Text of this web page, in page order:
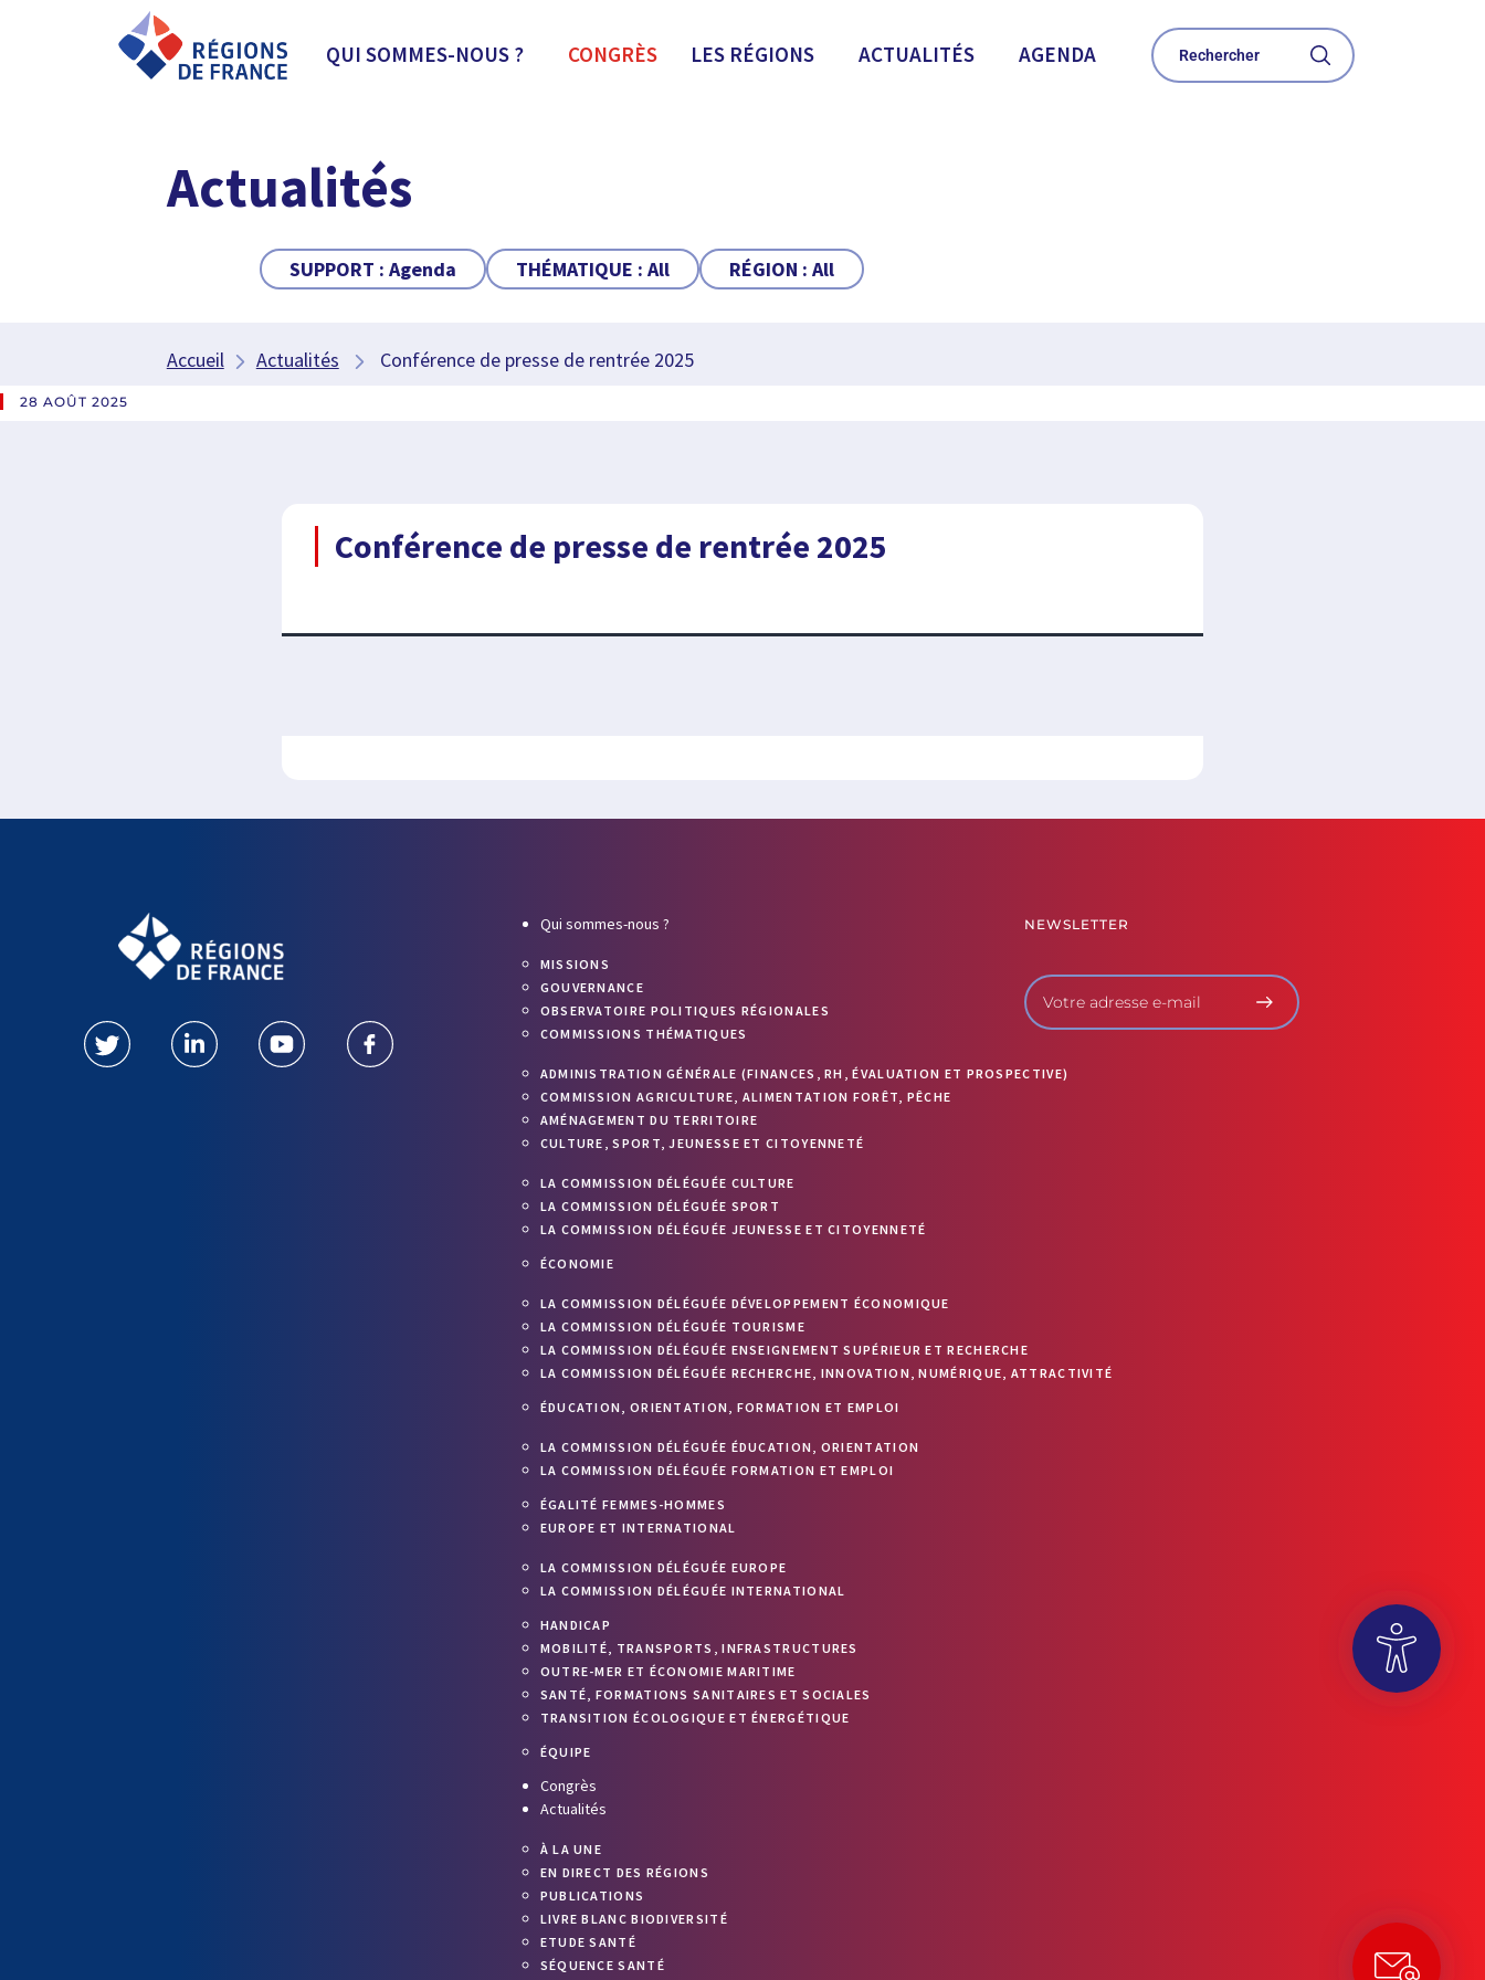
QUI SOMMES-NOUS ? CONGRÈS LES RÉGIONS ACTUALITÉS AGENDA
Actualités
SUPPORT : Agenda THÉMATIQUE : All RÉGION : All
Accueil Actualités Conférence de presse de rentrée 2025
28 AOÛT 2025
Conférence de presse de rentrée 2025
Qui sommes-nous ?
MISSIONS
GOUVERNANCE
OBSERVATOIRE POLITIQUES RÉGIONALES
COMMISSIONS THÉMATIQUES
ADMINISTRATION GÉNÉRALE (FINANCES, RH, ÉVALUATION ET PROSPECTIVE)
COMMISSION AGRICULTURE, ALIMENTATION FORÊT, PÊCHE
AMÉNAGEMENT DU TERRITOIRE
CULTURE, SPORT, JEUNESSE ET CITOYENNETÉ
LA COMMISSION DÉLÉGUÉE CULTURE
LA COMMISSION DÉLÉGUÉE SPORT
LA COMMISSION DÉLÉGUÉE JEUNESSE ET CITOYENNETÉ
ÉCONOMIE
LA COMMISSION DÉLÉGUÉE DÉVELOPPEMENT ÉCONOMIQUE
LA COMMISSION DÉLÉGUÉE TOURISME
LA COMMISSION DÉLÉGUÉE ENSEIGNEMENT SUPÉRIEUR ET RECHERCHE
LA COMMISSION DÉLÉGUÉE RECHERCHE, INNOVATION, NUMÉRIQUE, ATTRACTIVITÉ
ÉDUCATION, ORIENTATION, FORMATION ET EMPLOI
LA COMMISSION DÉLÉGUÉE ÉDUCATION, ORIENTATION
LA COMMISSION DÉLÉGUÉE FORMATION ET EMPLOI
ÉGALITÉ FEMMES-HOMMES
EUROPE ET INTERNATIONAL
LA COMMISSION DÉLÉGUÉE EUROPE
LA COMMISSION DÉLÉGUÉE INTERNATIONAL
HANDICAP
MOBILITÉ, TRANSPORTS, INFRASTRUCTURES
OUTRE-MER ET ÉCONOMIE MARITIME
SANTÉ, FORMATIONS SANITAIRES ET SOCIALES
TRANSITION ÉCOLOGIQUE ET ÉNERGÉTIQUE
ÉQUIPE
Congrès
Actualités
À LA UNE
EN DIRECT DES RÉGIONS
PUBLICATIONS
LIVRE BLANC BIODIVERSITÉ
ETUDE SANTÉ
SÉQUENCE SANTÉ
NEWSLETTER